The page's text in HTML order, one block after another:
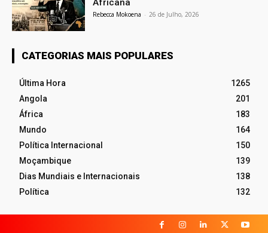
Africana
Rebecca Mokoena - 26 de Julho, 2026
CATEGORIAS MAIS POPULARES
Última Hora
1265
Angola
201
África
183
Mundo
164
Política Internacional
150
Moçambique
139
Dias Mundiais e Internacionais
138
Política
132